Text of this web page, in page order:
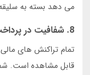
می دهد بسته به
8. شفافیت در پرداخت ها
تمام تراکنش های
قابل مشاهده است.